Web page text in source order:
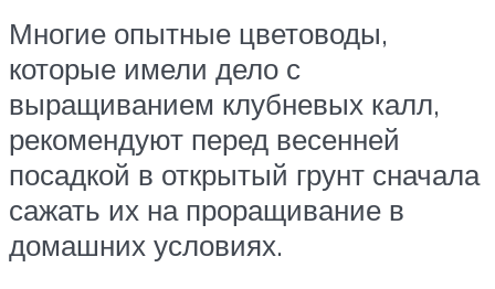
Многие опытные цветоводы,
которые имели дело с
выращиванием клубневых калл,
рекомендуют перед весенней
посадкой в открытый грунт сначала
сажать их на проращивание в
домашних условиях.